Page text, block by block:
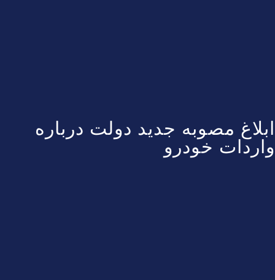
ابلاغ مصوبه جدید دولت درباره
واردات خودرو